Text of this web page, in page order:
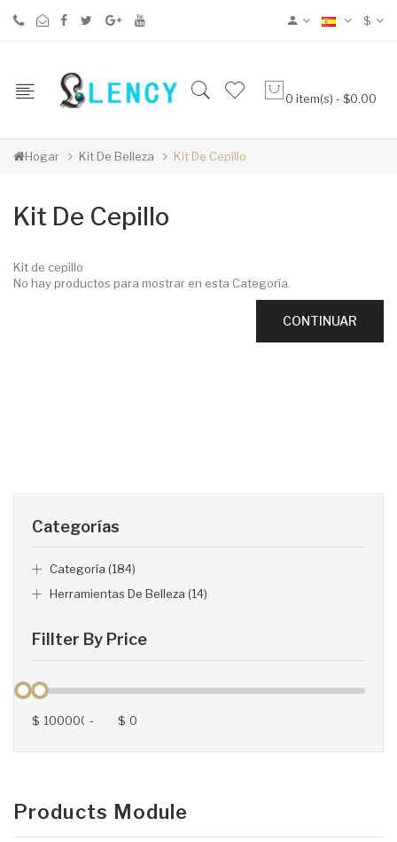
$
0 item(s) - $0.00
Hogar Kit De Belleza Kit De Cepillo
Fillter By Price
$ - $
Categorías
Categoría (184)
Herramientas De Belleza (14)
Products Module
Kit De Cepillo
Kit de cepillo
No hay productos para mostrar en esta Categoría.
CONTINUAR